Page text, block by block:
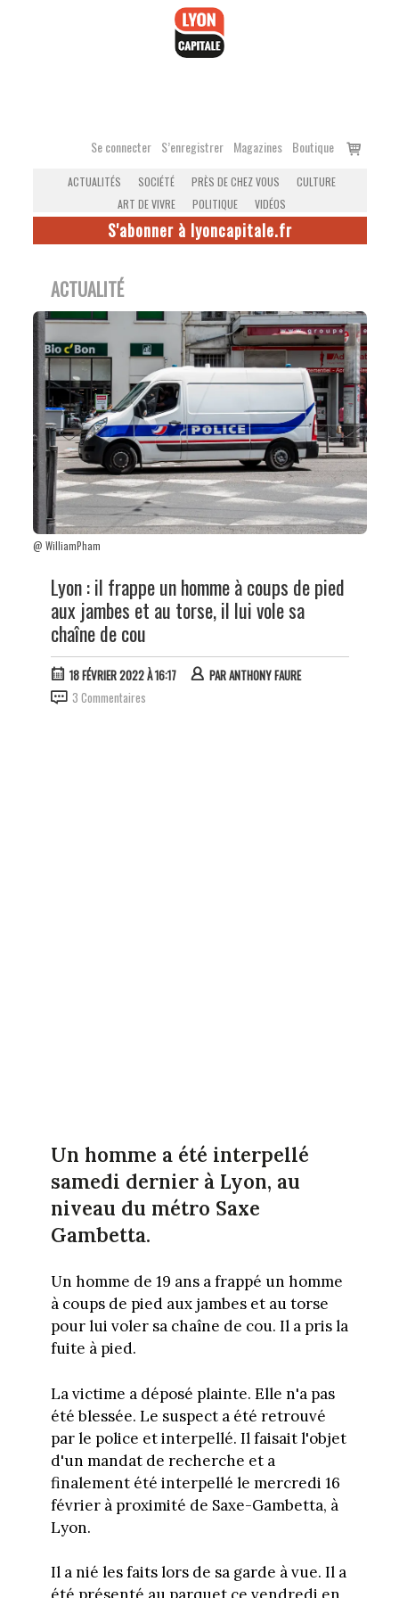
Se connecter S’enregistrer Magazines Boutique
Voir
ACTUALITÉS SOCIÉTÉ PRÈS DE CHEZ VOUS
CULTURE
ART DE VIVRE
POLITIQUE VIDÉOS
S'abonner à lyoncapitale.fr
ACTUALITÉ
@ WilliamPham
Lyon : il frappe un homme à coups de pied
aux jambes et au torse, il lui vole sa
chaîne de cou
18 FÉVRIER 2022 À 16:17 PARANTHONY FAURE
3 Commentaires
Un homme a été interpellé
samedi dernier à Lyon, au
niveau du métro Saxe
Gambetta.
Un homme de 19 ans a frappé un homme
à coups de pied aux jambes et au torse
pour lui voler sa chaîne de cou. Il a pris la
fuite à pied.
La victime a déposé plainte. Elle n'a pas
été blessée. Le suspect a été retrouvé
par le police et interpellé. Il faisait l'objet
d'un mandat de recherche et a
finalement été interpellé le mercredi 16
février à proximité de Saxe-Gambetta, à
Lyon.
Il a nié les faits lors de sa garde à vue. Il a